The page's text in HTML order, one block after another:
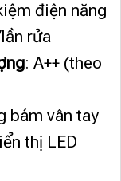
điện năng
rửa
: A++ (theo
bám vân tay
thị LED